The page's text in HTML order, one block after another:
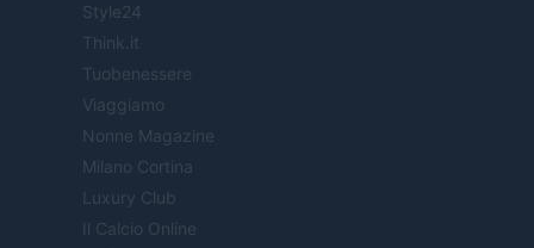
Style24
Think.it
Tuobenessere
Viaggiamo
Nonne Magazine
Milano Cortina
Luxury Club
Il Calcio Online